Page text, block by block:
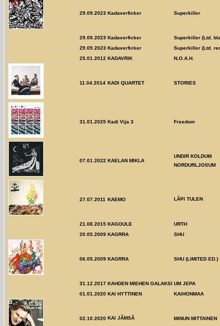
29.09.2023 Kadaverficker Superkiller
29.09.2023 Kadaverficker
Superkiller (Ltd.
29.09.2023 Kadaverficker
Superkiller (Ltd.
25.01.2012 KADAVRIK N.O.A.H.
11.04.2014 KADI QUARTET STORIES
31.01.2025 Kadi Vija 3 Freedom
07.01.2022 KAELAN MIKLA
UNDIR KOLDUM
NORDURLJOSUM
27.07.2011 KAEMO LÃPI TULEN
21.08.2015 KAGOULE
URTH
20.05.2009 KAGRRA SHU
06.05.2009 KAGRRA SHU (LIMITED ED.)
31.12.2017 KAHDEN MIEHEN GALAKSI UM JEPA
01.01.2020 KAI HYTTINEN KAIHONMAA
02.10.2020 KAI JÃMSÃ MINUN MITTAINEN